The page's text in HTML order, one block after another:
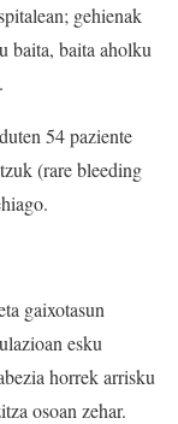
gehienak
baita, baita aholku
54 paziente
(rare bleeding
gaixotasun
esku
horrek arrisku
osoan zehar.